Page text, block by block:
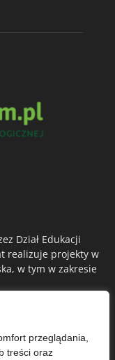
przeglądania,
treści oraz
Dział Edukacji
realizuje projekty w
w tym w zakresie